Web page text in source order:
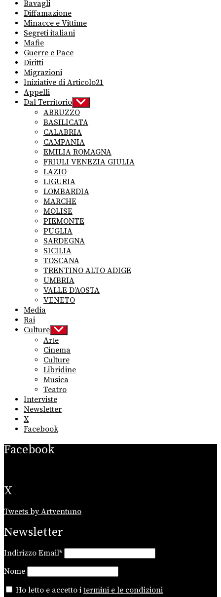
Bavagli
Diffamazione
Minacce e Vittime
Segreti italiani
Mafie
Guerre e Pace
Diritti
Migrazioni
Iniziative di Articolo21
Appelli
Dal Territorio Show
sub
menu
ABRUZZO
BASILICATA
CALABRIA
CAMPANIA
EMILIA ROMAGNA
FRIULI VENEZIA GIULIA
LAZIO
LIGURIA
LOMBARDIA
MARCHE
MOLISE
PIEMONTE
PUGLIA
SARDEGNA
SICILIA
TOSCANA
TRENTINO ALTO ADIGE
UMBRIA
VALLE D’AOSTA
VENETO
Media
Rai
Culture Show
sub
menu
Arte
Cinema
Culture
Libridine
Musica
Teatro
Interviste
Newsletter
X
Facebook
Facebook
X
Tweets by Artventuno
Newsletter
Indirizzo Email*
Nome
Ho letto e accetto itermini e le condizioni